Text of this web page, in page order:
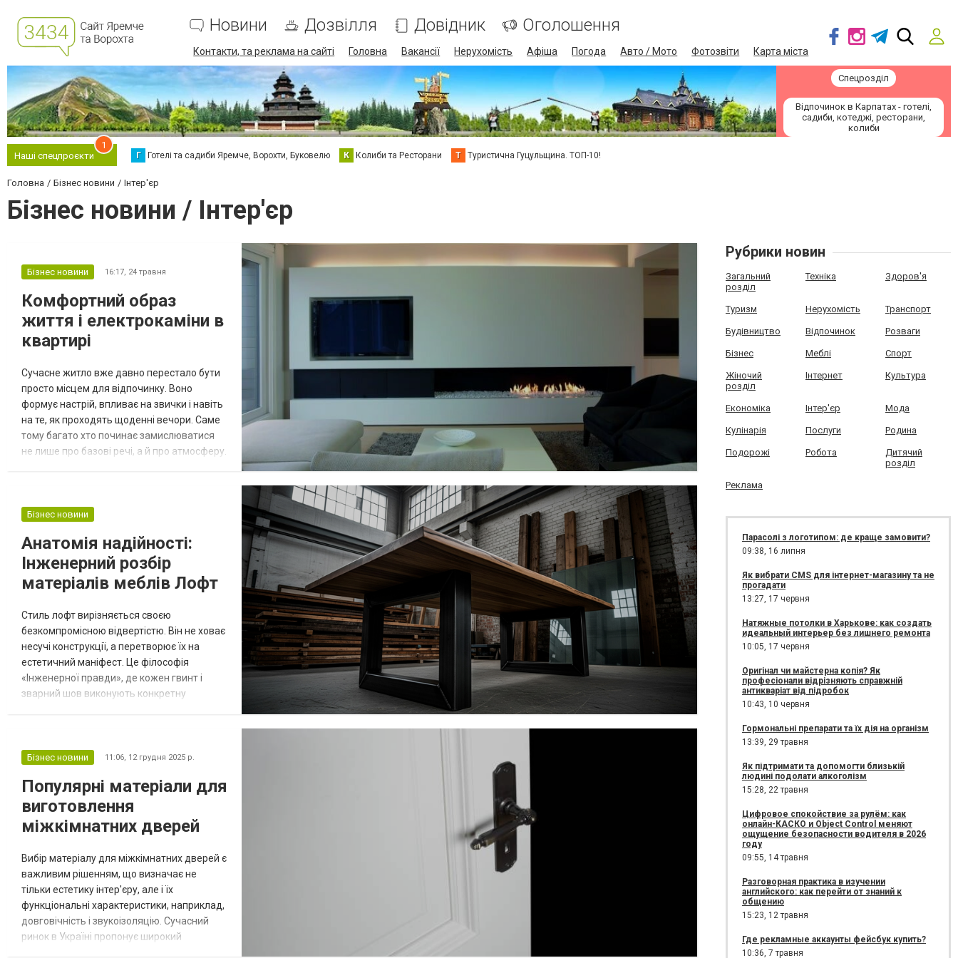
Новини Дозвілля Довідник Оголошення
Контакти, та реклама на сайті Головна Вакансії Нерухомість Афіша Погода Авто / Мото Фотозвіти Карта міста
Спецрозділ
Відпочинок в Карпатах - готелі,
садиби, котеджі, ресторани,
колиби
Наші спецпроєкти
1
Г Готелі та садиби Яремче, Ворохти, Буковелю К Колиби та Ресторани Т Туристична Гуцульщина. ТОП-10!
Головна Бізнес новини Інтер'єр
Бізнес новини / Інтер'єр
Бізнес новини 16:17, 24 травня
Комфортний образ
життя і електрокаміни в
квартирі
Сучасне житло вже давно перестало бути
просто місцем для відпочинку. Воно
формує настрій, впливає на звички і навіть
на те, як проходять щоденні вечори. Саме
тому багато хто починає замислюватися
не лише про базові речі, а й про атмосферу.
різні варіанти і реальні приклади,
на artiflame.ua, щоб зрозуміти,...
Бізнес новини
Анатомія надійності:
Інженерний розбір
матеріалів меблів Лофт
Стиль лофт вирізняється своєю
безкомпромісною відвертістю. Він не ховає
несучі конструкції, а перетворює їх на
естетичний маніфест. Це філософія
«Інженерної правди», де кожен гвинт і
зварний шов виконують конкретну
«тріаді матеріалів»: холодному металі,
шкірі. Саме ця комбінація забезпечує
меблям візуальну хар...
Бізнес новини 11:06, 12 грудня 2025 р.
Популярні матеріали для
виготовлення
міжкімнатних дверей
Вибір матеріалу для міжкімнатних дверей є
важливим рішенням, що визначає не
тільки естетику інтер'єру, але і їх
функціональні характеристики, наприклад,
довговічність і звукоізоляцію. Сучасний
ринок в Україні пропонує широкий
Рубрики новин
Загальний
розділ
Техніка Здоров'я
Туризм Нерухомість Транспорт
Будівництво Відпочинок Розваги
Бізнес Меблі Спорт
Жіночий
розділ
Інтернет Культура
Економіка Інтер'єр Мода
Кулінарія Послуги Родина
Подорожі Робота
Дитячий
розділ
Реклама
Парасолі з логотипом: де краще замовити?
09:38, 16 липня
Як вибрати CMS для інтернет-магазину та не
прогадати
13:27, 17 червня
Натяжные потолки в Харькове: как создать
идеальный интерьер без лишнего ремонта
10:05, 17 червня
Оригінал чи майстерна копія? Як
професіонали відрізняють справжній
антикваріат від підробок
10:43, 10 червня
Гормональні препарати та їх дія на організм
13:39, 29 травня
Як підтримати та допомогти близькій
людині подолати алкоголізм
15:28, 22 травня
Цифровое спокойствие за рулём: как
онлайн-КАСКО и Object Control меняют
ощущение безопасности водителя в 2026
году
09:55, 14 травня
Разговорная практика в изучении
английского: как перейти от знаний к
общению
15:23, 12 травня
Где рекламные аккаунты фейсбук купить?
10:36, 7 травня